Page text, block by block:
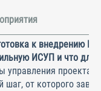
к внедрению
ИСУП и что для
управления
шаг, от которого